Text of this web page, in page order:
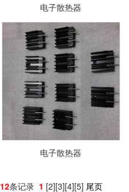
电子散热器
电子散热器
12条记录 1 [2][3][4][5] 尾页